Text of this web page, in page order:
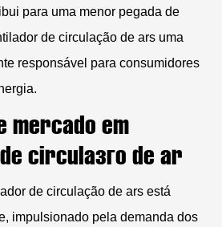
para uma menor pegada de
de circulação de ars uma
responsável para consumidores
mercado em
circulação de ar
de circulação de ars está
impulsionado pela demanda dos